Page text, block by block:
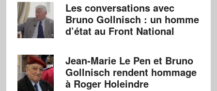
Les conversations avec
Bruno Gollnisch : un homme
d’état au Front National
Jean-Marie Le Pen et Bruno
Gollnisch rendent hommage
à Roger Holeindre